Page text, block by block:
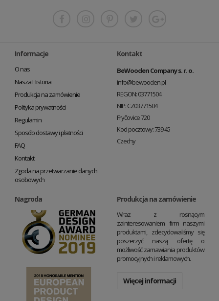
Informacje
O nas
Nasza Historia
Produkcja na zamówienie
Polityka prywatności
Regulamin
Sposób dostawy i płatności
FAQ
Kontakt
Zgoda na przetwarzanie danych
osobowych
Kontakt
BeWooden Company s. r. o.
info@bewooden.pl
REGON: 03771504
NIP: CZ03771504
Fryčovice 720
Kod pocztowy: 739 45
Czechy
Nagroda Produkcja na zamówienie
Wraz z rosnącym
zainteresowaniem firm naszymi
produktami, zdecydowaliśmy się
poszerzyć naszą ofertę o
możliwość zamawiania produktów
promocyjnych i reklamowych.
Więcej informacji